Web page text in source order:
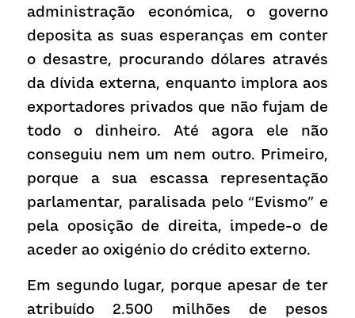
administração económica, o governo
deposita as suas esperanças em conter
o desastre, procurando dólares através
da dívida externa, enquanto implora aos
exportadores privados que não fujam de
todo o dinheiro. Até agora ele não
conseguiu nem um nem outro. Primeiro,
porque a sua escassa representação
parlamentar, paralisada pelo “Evismo” e
pela oposição de direita, impede-o de
aceder ao oxigénio do crédito externo.
Em segundo lugar, porque apesar de ter
atribuído 2.500 milhões de pesos